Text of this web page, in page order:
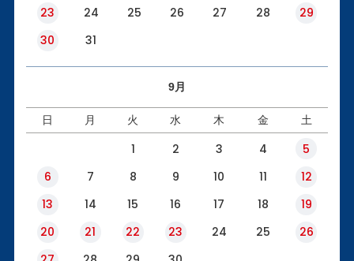
23
24 25 26 27 28
29
30
31
9月
日 月 火 水 木 金 土
1 2 3 4
5
6
7 8 9 10 11
12
13
14 15 16 17 18
19
20
21 22 23 24 25
26